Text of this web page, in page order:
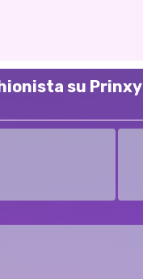
su Prinxy